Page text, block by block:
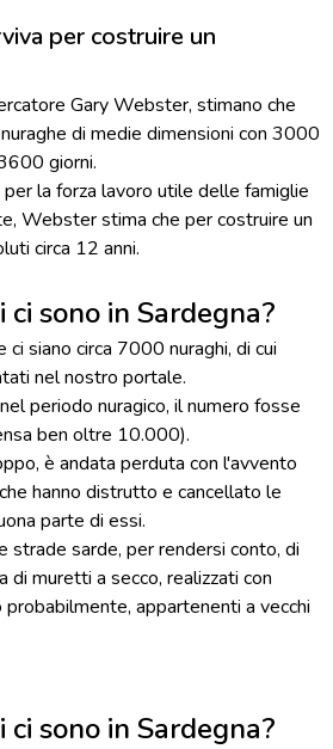
per costruire un
Gary Webster, stimano che
di medie dimensioni con 3000
giorni.
la forza lavoro utile delle famiglie
Webster stima che per costruire un
circa 12 anni.
sono in Sardegna?
ci siano circa 7000 nuraghi, di cui
nel nostro portale.
periodo nuragico, il numero fosse
ben oltre 10.000).
è andata perduta con l'avvento
hanno distrutto e cancellato le
parte di essi.
strade sarde, per rendersi conto, di
di muretti a secco, realizzati con
appartenenti a vecchi
sono in Sardegna?